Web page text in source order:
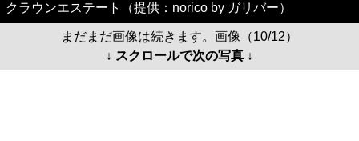
クラウンエステート（提供：norico by ガリバー）
まだまだ画像は続きます。画像（10/12）
↓ スクロールで次の写真 ↓